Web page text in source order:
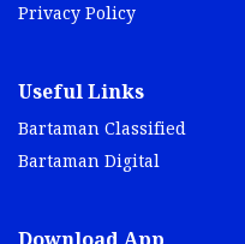
Privacy Policy
Useful Links
Bartaman Classified
Bartaman Digital